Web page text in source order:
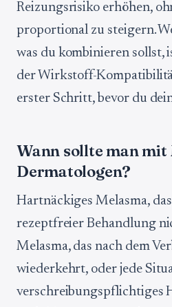
Reizungsrisiko erhöhen,
proportional zu steigern.
was du kombinieren
der Wirkstoff-
erster Schritt, bevor du
Wann sollte man mit
Dermatologen?
Hartnäckiges Melasma,
rezeptfreier Behandlung
Melasma, das nach dem
wiederkehrt, oder jede
verschreibungspflichtiges